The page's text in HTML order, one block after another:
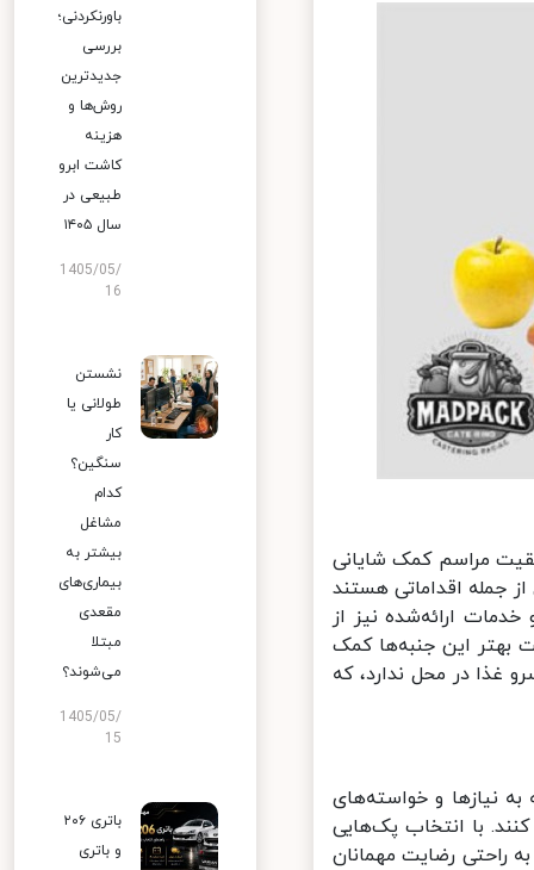
مراسم کمک شایانی
جمله اقداماتی هستند
ارائه‌شده نیز از
بهتر این جنبه‌ها کمک
غذا در محل ندارد، که
نیازها و خواسته‌های
با انتخاب پک‌هایی
رضایت مهمانان
باورنکردنی؛
بررسی
جدیدترین
روش‌ها و
هزینه
کاشت ابرو
طبیعی در
سال ۱۴۰۵
1405/05/
16
نشستن
طولانی یا
کار
سنگین؟
کدام
مشاغل
بیشتر به
بیماری‌های
مقعدی
مبتلا
می‌شوند؟
1405/05/
15
باتری ۲۰۶
و باتری